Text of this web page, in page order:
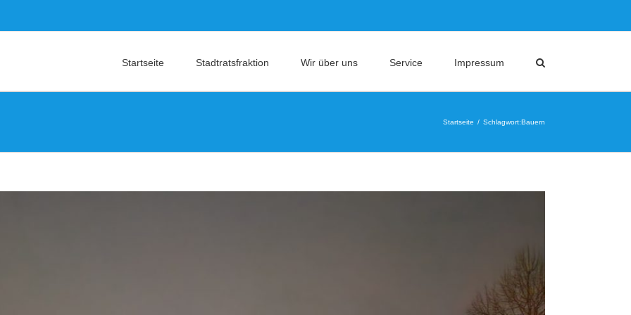
Startseite Stadtratsfraktion Wir über uns Service Impressum
Startseite Schlagwort:Bauern